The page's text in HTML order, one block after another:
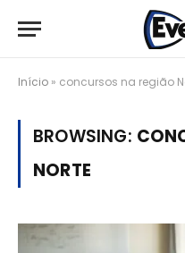
Início » concursos na região
BROWSING:
NORTE